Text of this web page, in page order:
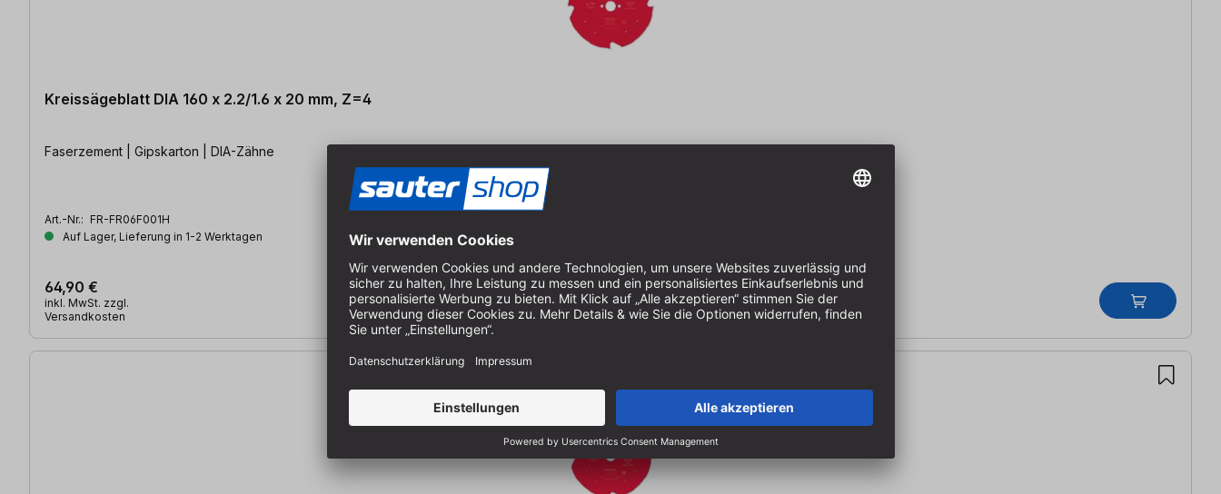
Kreissägeblatt DIA 160 x 2.2/1.6 x 20 mm, Z=4
Faserzement | Gipskarton | DIA-Zähne
Art.-Nr.: FR-FR06F001H
Auf Lager, Lieferung in 1-2 Werktagen
64,90 €
inkl. MwSt. zzgl.
Versandkosten